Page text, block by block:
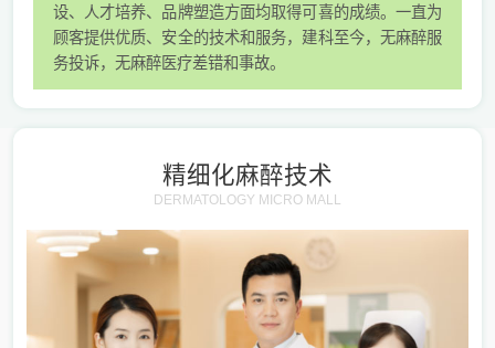
设、人才培养、品牌塑造方面均取得可喜的成绩。一直为
顾客提供优质、安全的技术和服务，建科至今，无麻醉服
务投诉，无麻醉医疗差错和事故。
精细化麻醉技术
DERMATOLOGY MICRO MALL